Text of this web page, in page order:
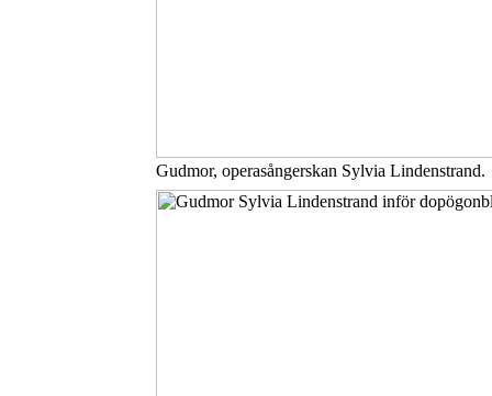
Gudmor, operasångerskan Sylvia Lindenstrand.